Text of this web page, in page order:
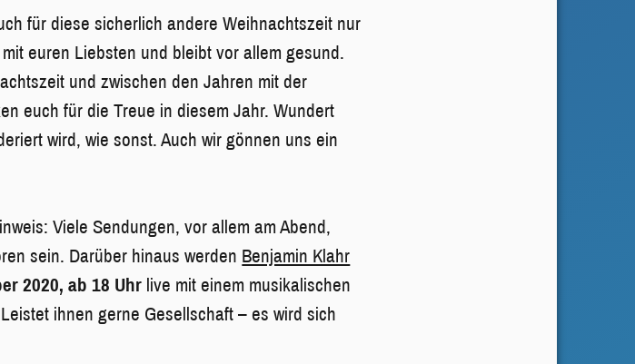
für diese sicherlich andere Weihnachtszeit nur
euren Liebsten und bleibt vor allem gesund.
und zwischen den Jahren mit der
euch für die Treue in diesem Jahr. Wundert
wird, wie sonst. Auch wir gönnen uns ein
Viele Sendungen, vor allem am Abend,
sein. Darüber hinaus werden Benjamin Klahr
2020, ab 18 Uhr live mit einem musikalischen
ihnen gerne Gesellschaft – es wird sich